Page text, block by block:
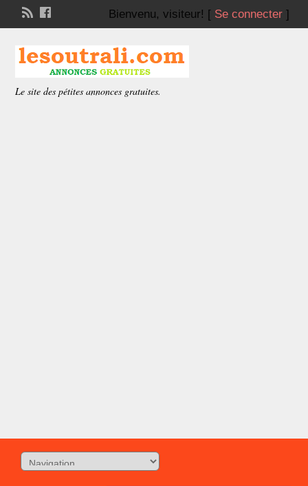
Bienvenu, visiteur! [ Se connecter]
Le site des pétites annonces gratuites.